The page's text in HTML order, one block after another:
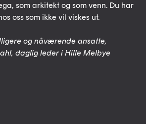
som arkitekt og som venn. Du har
oss som ikke vil viskes ut.
og nåværende ansatte,
daglig leder i Hille Melbye